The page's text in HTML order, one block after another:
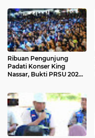
Ribuan Pengunjung
Padati Konser King
Nassar, Bukti PRSU 2026